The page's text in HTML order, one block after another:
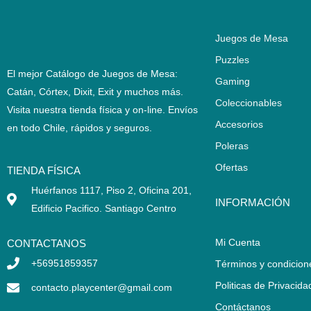
El mejor Catálogo de Juegos de Mesa:
Catán, Córtex, Dixit, Exit y muchos más.
Visita nuestra tienda física y on-line. Envíos
en todo Chile, rápidos y seguros
TIENDA FÍSICA
Huérfanos 1117, Piso 2, Oficina 201,
Edificio Pacifico. Santiago Centro
CONTACTANOS
+56951859357
contacto.playcenter@gmail.com
Juegos de Mesa
Puzzles
Gaming
Coleccionables
Accesorios
Poleras
Ofertas
INFORMACIÓN
Mi Cuenta
Términos y
Politicas de
Contáctanos